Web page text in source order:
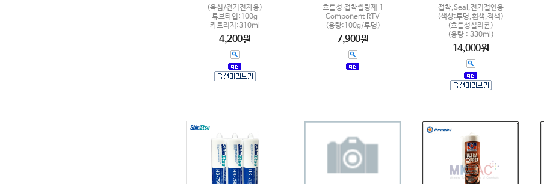
(옥심/전기전자용)
튜브타입:100g
카트리지:310ml
4,200원
흐름성 접착씰링제 1
Component RTV
(용량:100g/투명)
7,900원
접착,Seal,전기절연용
(색상:투명,흰색,적색)
(흐름성실리콘)
(용량 : 330ml)
14,000원